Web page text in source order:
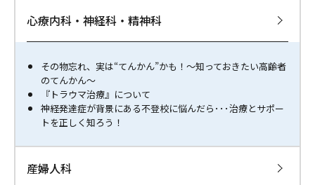
心療内科・神経科・精神科
その物忘れ、実は“てんかん”かも！～知っておきたい高齢者
のてんかん～
『トラウマ治療』について
神経発達症が背景にある不登校に悩んだら･･･治療とサポー
トを正しく知ろう！
産婦人科